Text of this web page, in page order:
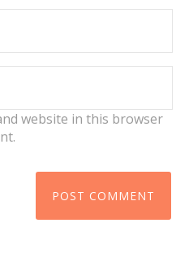
website in this browser